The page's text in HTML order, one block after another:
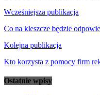
Nawigacja
wpisu
Wcześniejsza publikacja
Co na kleszcze będzie
Kolejna publikacja
Kto korzysta z pomocy firm
Ostatnie wpisy